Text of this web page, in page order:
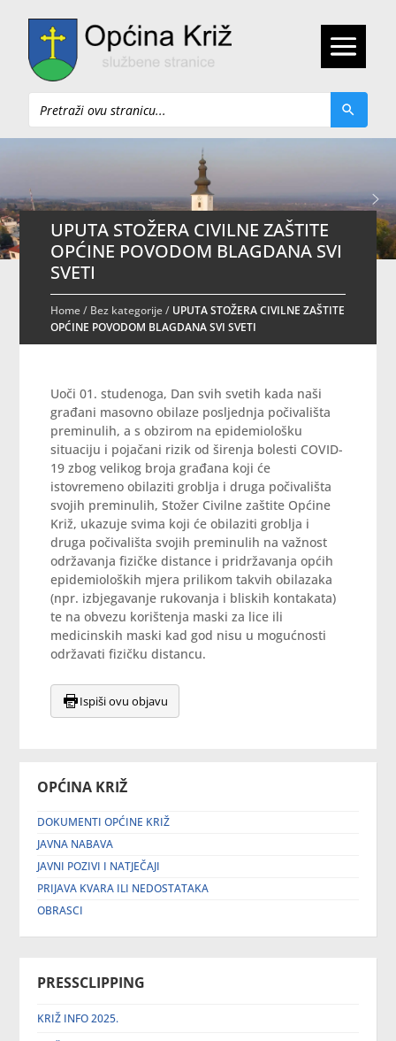
Pretraži
OPĆINA KRIŽ
DOKUMENTI OPĆINE KRIŽ
JAVNA NABAVA
JAVNI POZIVI I NATJEČAJI
PRIJAVA KVARA ILI NEDOSTATAKA
OBRASCI
PRESSCLIPPING
KRIŽ INFO 2025.
UPUTA STOŽERA CIVILNE ZAŠTITE
OPĆINE POVODOM BLAGDANA SVI
SVETI
Home/ Bez kategorije/ UPUTA STOŽERA CIVILNE ZAŠTITE
OPĆINE POVODOM BLAGDANA SVI SVETI
Uoči 01. studenoga, Dan svih svetih kada naši
građani masovno obilaze posljednja počivališta
preminulih, a s obzirom na epidemiološku
situaciju i pojačani rizik od širenja bolesti COVID-
19 zbog velikog broja građana koji će
istovremeno obilaziti groblja i druga počivališta
svojih preminulih, Stožer Civilne zaštite Općine
Križ, ukazuje svima koji će obilaziti groblja i
druga počivališta svojih preminulih na važnost
održavanja fizičke distance i pridržavanja općih
epidemioloških mjera prilikom takvih obilazaka
(npr. izbjegavanje rukovanja i bliskih kontakata)
te na obvezu korištenja maski za lice ili
medicinskih maski kad god nisu u mogućnosti
održavati fizičku distancu.
Ispiši ovu objavu